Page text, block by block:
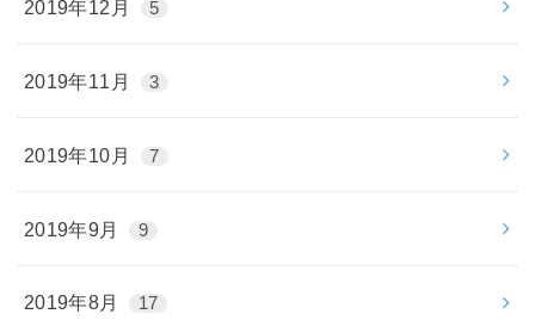
2019年12月 5
2019年11月 3
2019年10月 7
2019年9月 9
2019年8月 17